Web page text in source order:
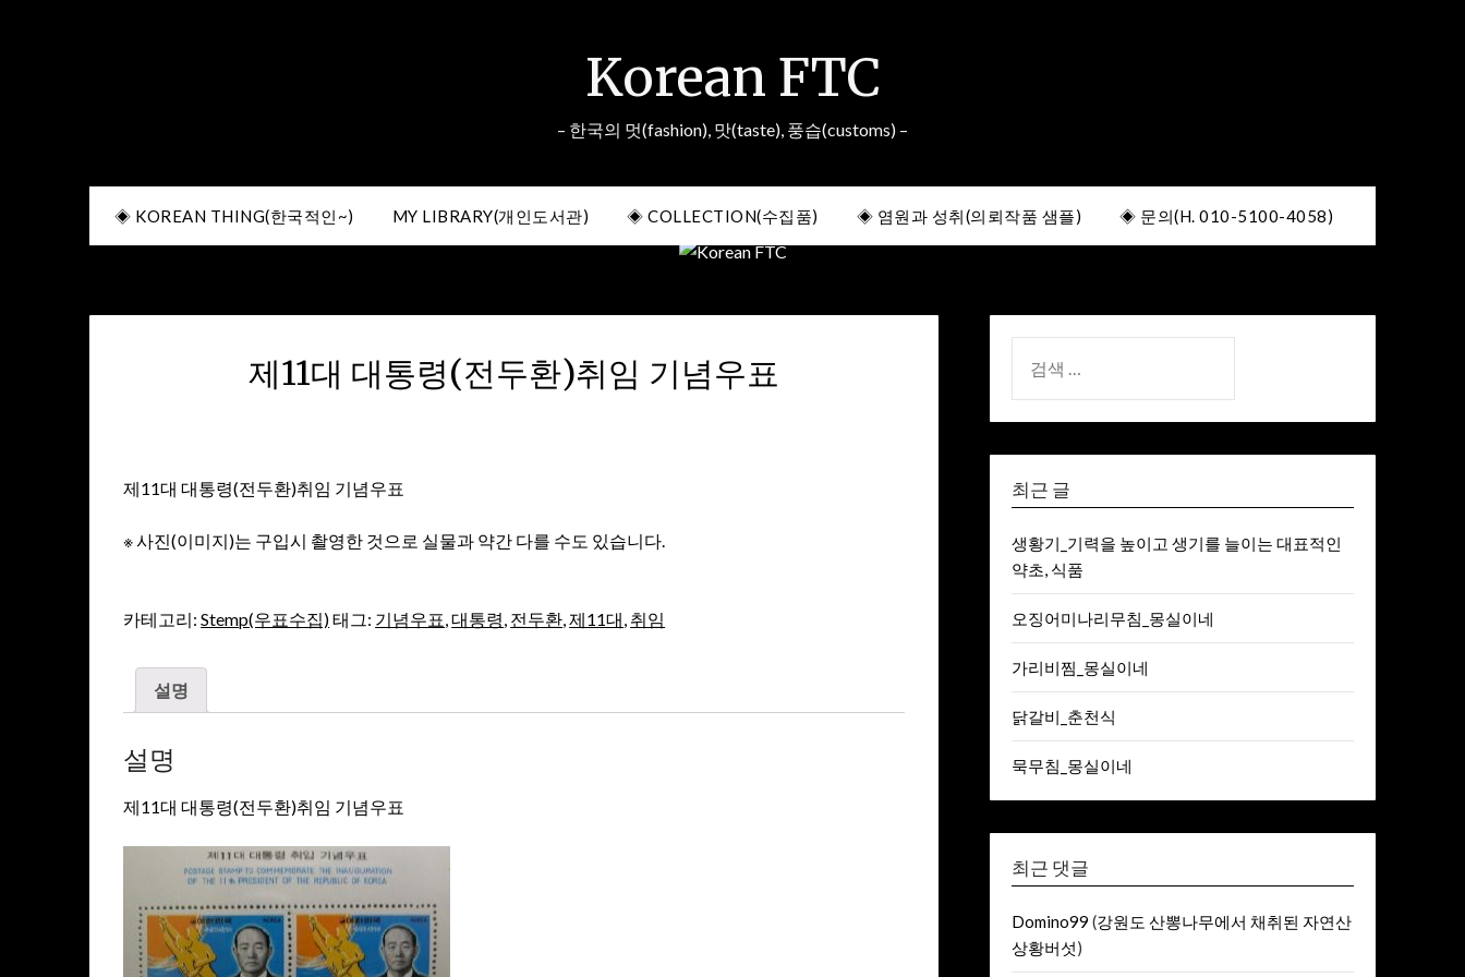
Korean FTC
– 한국의 멋(fashion), 맛(taste), 풍습(customs) –
◈ KOREAN THING(한국적인~) MY LIBRARY(개인도서관) ◈ COLLECTION(수집품) ◈ 염원과 성취(의뢰작품 샘플) ◈ 문의(H. 010-5100-4058)
제11대 대통령(전두환)취임 기념우표
제11대 대통령(전두환)취임 기념우표
※ 사진(이미지)는 구입시 촬영한 것으로 실물과 약간 다를 수도 있습니다.
카테고리:Stemp(우표수집)태그: 기념우표,대통령, 전두환,제11대, 취임
설명
설명
제11대 대통령(전두환)취임 기념우표
최근 글
생황기_기력을 높이고 생기를 늘이는 대표적인
약초, 식품
오징어미나리무침_몽실이네
가리비찜_몽실이네
닭갈비_춘천식
묵무침_몽실이네
최근 댓글
Domino99 (강원도 산뽕나무에서 채취된 자연산
상황버섯)